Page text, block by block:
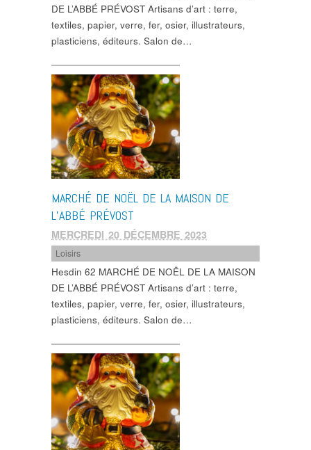
DE L’ABBÉ PRÉVOST Artisans d’art : terre,
textiles, papier, verre, fer, osier, illustrateurs,
plasticiens, éditeurs. Salon de…
MARCHÉ DE NOËL DE LA MAISON DE
L’ABBÉ PRÉVOST
MERCREDI 20 DÉCEMBRE 2023
Loisirs
Hesdin 62 MARCHÉ DE NOËL DE LA MAISON
DE L’ABBÉ PRÉVOST Artisans d’art : terre,
textiles, papier, verre, fer, osier, illustrateurs,
plasticiens, éditeurs. Salon de…